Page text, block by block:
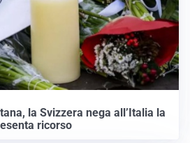
la Svizzera nega all’Italia la
ricorso